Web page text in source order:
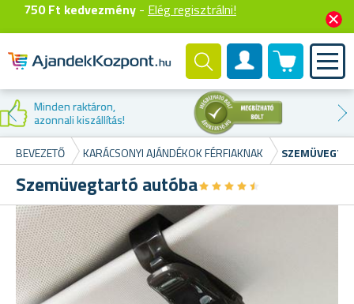
750 Ft kedvezmény - Elég regisztrálni!
Felhasználók fiók
0 termék
Kedvezmény az
első vásárláskor
BEVEZETŐ KARÁCSONYI AJÁNDÉKOK FÉRFIAKNAK
Szemüvegtartó autóba★★★★★
★★★★★